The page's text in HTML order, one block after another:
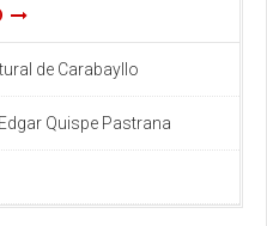
de Carabayllo
Quispe Pastrana